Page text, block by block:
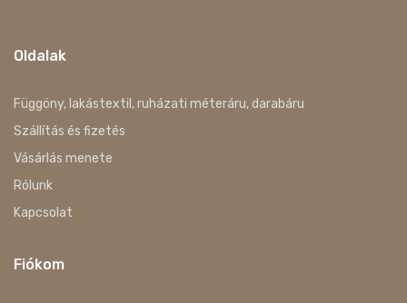
Oldalak
Függöny, lakástextil, ruházati méteráru, darabáru
Szállítás és fizetés
Vásárlás menete
Rólunk
Kapcsolat
Fiókom